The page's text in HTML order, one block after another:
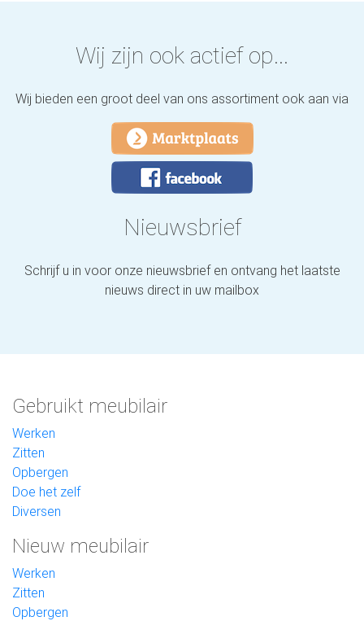
Wij zijn ook actief op...
Wij bieden een groot deel van ons assortiment ook aan via
Nieuwsbrief
Schrijf u in voor onze nieuwsbrief en ontvang het laatste
nieuws direct in uw mailbox
Gebruikt meubilair
Werken
Zitten
Opbergen
Doe het zelf
Diversen
Nieuw meubilair
Werken
Zitten
Opbergen